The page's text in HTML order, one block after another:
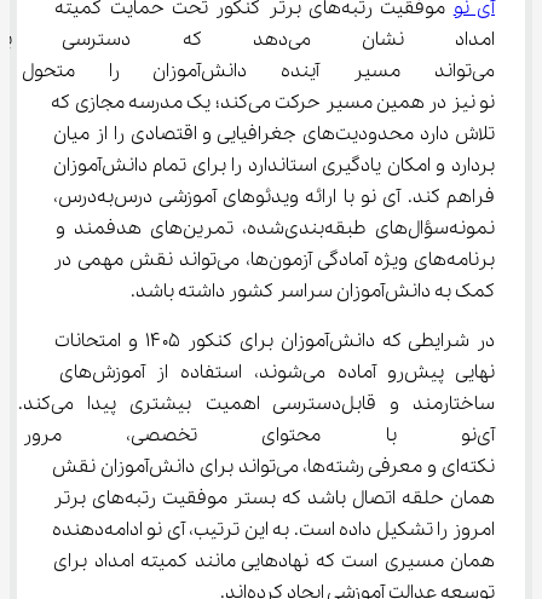
آی نو
موفقیت رتبه‌های برتر کنکور تحت حمایت کمیته
امداد نشان می‌دهد که
می‌تواند مسیر آینده
‌نو نیز در همین مسیر حرکت می‌کند؛ یک مدرسه مجازی که
تلاش دارد محدودیت‌های جغرافیایی و اقتصادی را از میان
بردارد و امکان یادگیری استاندارد را برای تمام دانش‌آموزان
فراهم کند. آی ‌نو با ارائه ویدئوهای آموزشی درس‌به‌درس،
نمونه‌سؤال‌های طبقه‌بندی‌شده، تمرین‌های هدفمند و
برنامه‌های ویژه آمادگی آزمون‌ها، می‌تواند نقش مهمی در
کمک به دانش‌آموزان سراسر کشور داشته باشد.
در شرایطی که دانش‌آموزان برای کنکور ۱۴۰۵ و امتحانات
نهایی پیش‌رو آماده می‌شوند، استفاده از آموزش‌های
ساختارمند و قابل‌دسترسی اهمیت بیشتری پیدا می‌کند.
آی‌نو با محتوای تخصصی،
نکته‌ای و معرفی رشته‌ها، می‌تواند برای دانش‌آموزان نقش
همان حلقه اتصال باشد که بستر موفقیت رتبه‌های برتر
امروز را تشکیل داده است. به این ترتیب، آی ‌نو ادامه‌دهنده
همان مسیری است که نهادهایی مانند کمیته امداد برای
توسعه عدالت آموزشی ایجاد کرده‌اند.